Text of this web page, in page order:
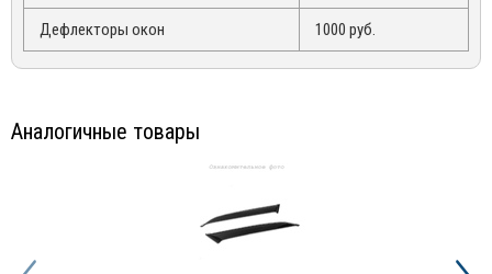
деятельностиAutofamilyтакже занимается дистрибуцией
товаров в OEM и OES каналах – компания осуществляет поставку
Дефлекторы окон 1000 руб.
Аналогичные товары